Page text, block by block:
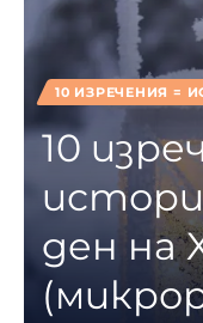
10 ИЗРЕЧЕНИЯ =
10
ден на